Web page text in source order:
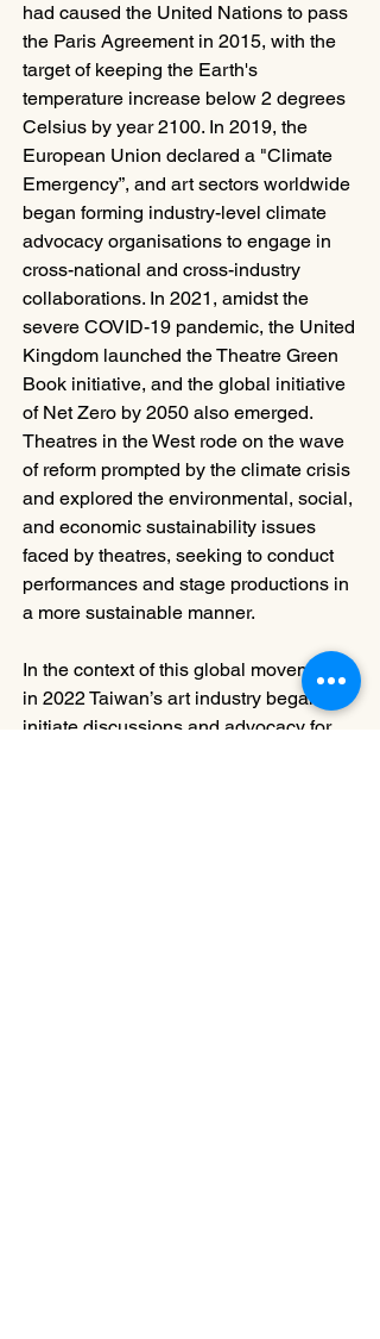
had caused the United Nations to pass
the Paris Agreement in 2015, with the
target of keeping the Earth's
temperature increase below 2 degrees
Celsius by year 2100. In 2019, the
European Union declared a "Climate
Emergency”, and art sectors worldwide
began forming industry-level climate
advocacy organisations to engage in
cross-national and cross-industry
collaborations. In 2021, amidst the
severe COVID-19 pandemic, the United
Kingdom launched the Theatre Green
Book initiative, and the global initiative
of Net Zero by 2050 also emerged.
Theatres in the West rode on the wave
of reform prompted by the climate crisis
and explored the environmental, social,
and economic sustainability issues
faced by theatres, seeking to conduct
performances and stage productions in
a more sustainable manner.
In the context of this global movement,
in 2022 Taiwan’s art industry began to
initiate discussions and advocacy for